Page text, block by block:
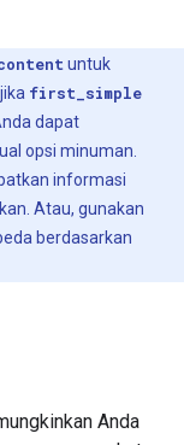
untuk
first_simple
dapat
opsi minuman.
informasi
Atau, gunakan
berdasarkan
Anda